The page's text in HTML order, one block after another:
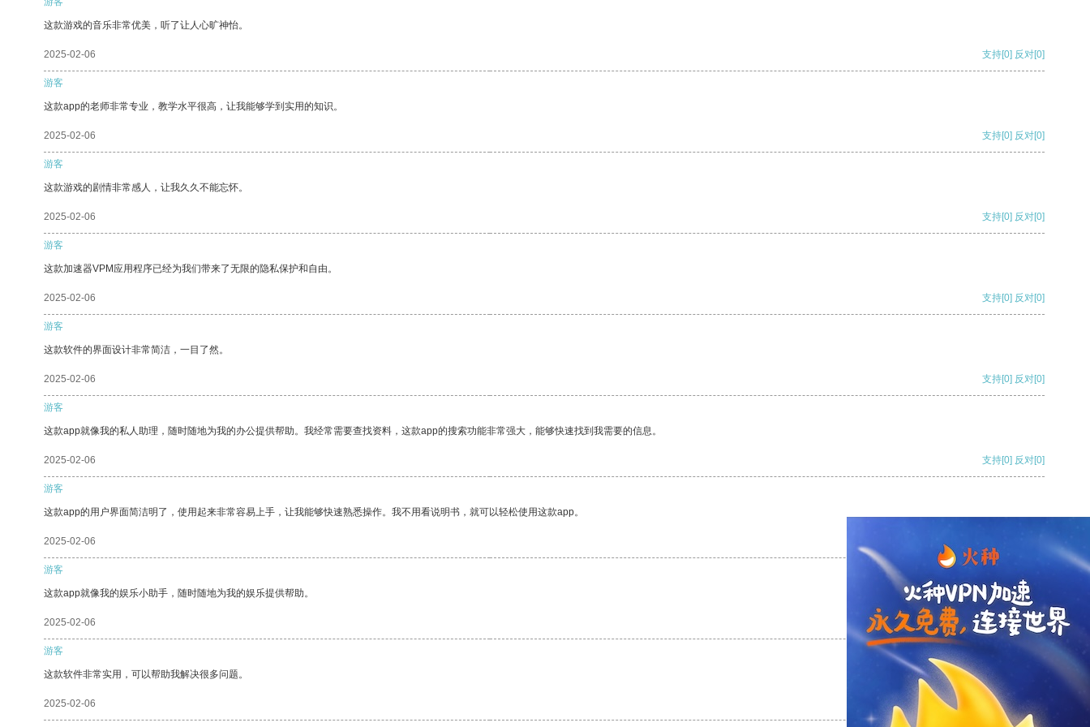
这款游戏的音乐非常优美，听了让人心旷神怡。
2025-02-06 支持[0] 反对[0]
游客
这款app的老师非常专业，教学水平很高，让我能够学到实用的知识。
2025-02-06 支持[0] 反对[0]
游客
这款游戏的剧情非常感人，让我久久不能忘怀。
2025-02-06 支持[0] 反对[0]
游客
这款加速器VPM应用程序已经为我们带来了无限的隐私保护和自由。
2025-02-06 支持[0] 反对[0]
游客
这款软件的界面设计非常简洁，一目了然。
2025-02-06 支持[0] 反对[0]
游客
这款app就像我的私人助理，随时随地为我的办公提供帮助。我经常需要查找资料，这款app的搜索功能非常强大，能够快速找到我需要的信息。
2025-02-06 支持[0] 反对[0]
游客
这款app的用户界面简洁明了，使用起来非常容易上手，让我能够快速熟悉操作。我不用看说明书，就可以轻松使用这款app。
2025-02-06
游客
这款app就像我的娱乐小助手，随时随地为我的娱乐提供帮助。
2025-02-06 支持 [0] 反对[0]
游客
这款软件非常实用，可以帮助我解决很多问题。
2025-02-06 支持[0] 反对